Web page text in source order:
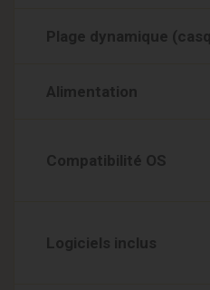
Plage dynamique
Alimentation
Compatibilité OS
Logiciels inclus